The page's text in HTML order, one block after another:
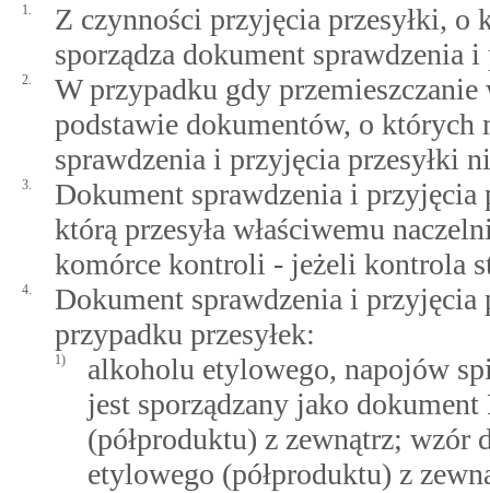
1.
Z czynności przyjęcia przesyłki,
sporządza dokument sprawdzenia
2.
W przypadku gdy
podstawie dokumentów, o których
sprawdzenia i przyjęcia przesyłki
3.
Dokument sprawdzenia i przyjęcia
którą przesyła właściwemu
komórce kontroli - jeżeli kontrola
4.
Dokument sprawdzenia i
przypadku przesyłek:
1)
alkoholu etylowego, napojów
jest sporządzany jako
(półproduktu) z zewnątrz; wzór
etylowego (półproduktu) z